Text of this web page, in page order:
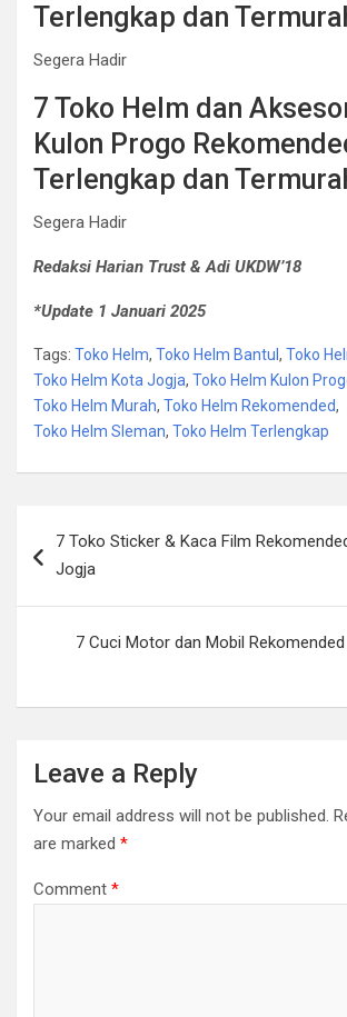
Terlengkap dan
Segera Hadir
7 Toko Helm dan
Kulon Progo
Terlengkap dan
Segera Hadir
Redaksi Harian Trust & Adi UKDW’18
*Update 1 Januari 2025
Tags: Toko Helm, Toko Helm Bantul , Toko
Toko Helm Kota Jogja, Toko Helm Kulon
Toko Helm Murah, Toko Helm Rekomended,
Toko Helm Sleman, Toko Helm Terlengkap
navigation
7 Toko Sticker & Kaca Film
Jogja
7 Cuci Motor dan Mobil
Leave a Reply
Your email address will not be published.
are marked *
Comment *